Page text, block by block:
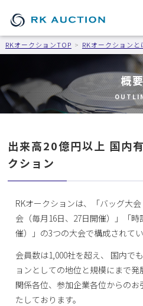
RKオークションTOP RKオークションと
概要
出来高20億円以上 国内
クション
RKオークションは、「バッグ大
会（毎月16日、27日開催）」「
催）」の3つの大会で構成されてい
会員数は1,000社を超え、 国内で
ョンとしての地位と規模にまで
関係各位、参加企業各位からの
たしております。